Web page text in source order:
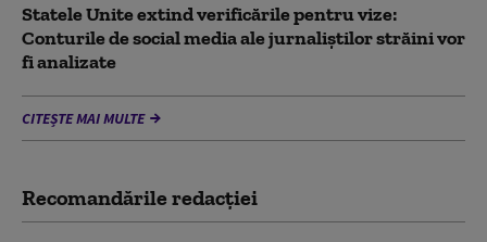
Statele Unite extind verificările pentru vize:
Conturile de social media ale jurnaliștilor străini vor
fi analizate
CITEȘTE MAI MULTE
Recomandările redacţiei